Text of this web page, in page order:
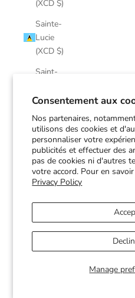
Consentement aux
Nos partenaires,
utilisons des cookies et
personnaliser votre
publicités et effectuer des
pas de cookies ni d'autres
votre accord. Pour en
Privacy Policy
Manage
(XCD $)
Sainte-
Lucie
(XCD $)
Saint-
(EUR €)
Saint-
Pierre-et-
Miquelon
(EUR €)
Saint-
Grenadines
(XCD $)